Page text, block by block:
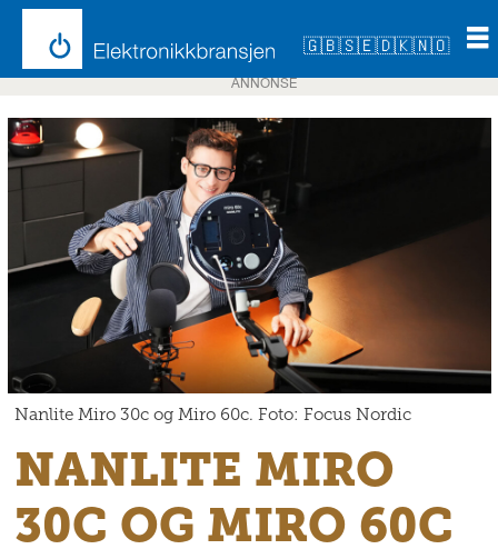
🇬🇧🇸🇪🇩🇰🇳🇴
ANNONSE
Nanlite Miro 30c og Miro 60c. Foto: Focus Nordic
NANLITE MIRO
30C OG MIRO 60C